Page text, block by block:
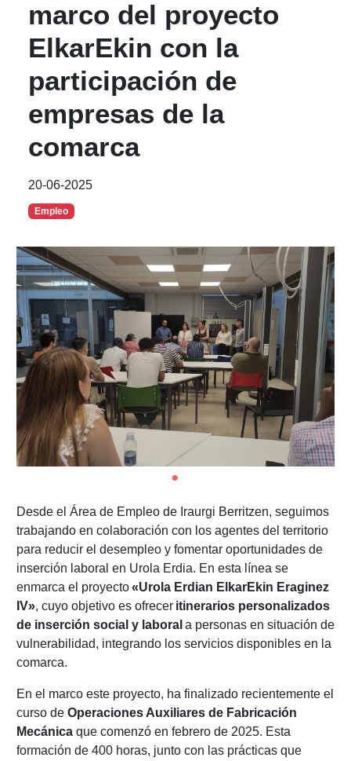
marco del proyecto
ElkarEkin con la
participación de
empresas de la
comarca
20-06-2025
Empleo
Desde el Área de Empleo de Iraurgi Berritzen, seguimos
trabajando en colaboración con los agentes del territorio
para reducir el desempleo y fomentar oportunidades de
inserción laboral en Urola Erdia. En esta línea se
enmarca el proyecto«Urola Erdian ElkarEkin Eraginez
IV», cuyo objetivo es ofrecer itinerarios personalizados
de inserción social y laboral a personas en situación de
vulnerabilidad, integrando los servicios disponibles en la
comarca.
En el marco este proyecto, ha finalizado recientemente el
curso de Operaciones Auxiliares de Fabricación
Mecánicaque comenzó en febrero de 2025. Esta
formación de 400 horas, junto con las prácticas que